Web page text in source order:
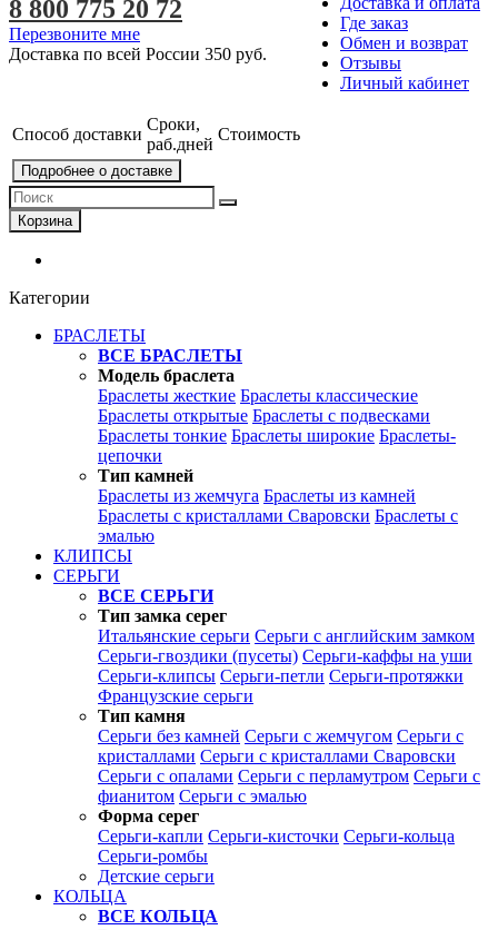
Где заказ
Обмен и возврат
Отзывы
Личный кабинет
8 800 775 20 72
Перезвоните мне
Доставка по всей России 350 руб.
Способ доставки
Сроки,
раб.дней
Стоимость
Подробнее о доставке
Корзина
Категории
БРАСЛЕТЫ
ВСЕ БРАСЛЕТЫ
Модель браслета
Браслеты жесткие Браслеты классические
Браслеты открытые Браслеты с подвесками
Браслеты тонкие Браслеты широкие Браслеты-
цепочки
Тип камней
Браслеты из жемчуга Браслеты из камней
Браслеты с кристаллами Сваровски Браслеты с
эмалью
КЛИПСЫ
СЕРЬГИ
ВСЕ СЕРЬГИ
Тип замка серег
Итальянские серьги Серьги с английским замком
Серьги-гвоздики (пусеты) Серьги-каффы на уши
Серьги-клипсы Серьги-петли Серьги-протяжки
Французские серьги
Тип камня
Серьги без камней Серьги с жемчугом Серьги с
кристаллами Серьги с кристаллами Сваровски
Серьги с опалами Серьги с перламутром Серьги с
фианитом Серьги с эмалью
Форма серег
Серьги-капли Серьги-кисточки Серьги-кольца
Серьги-ромбы
Детские серьги
КОЛЬЦА
ВСЕ КОЛЬЦА